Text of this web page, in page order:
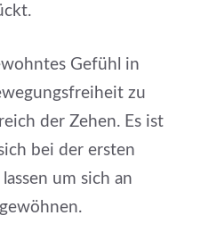
Gefühl in
zu
der Zehen. Es ist
bei der ersten
um sich an